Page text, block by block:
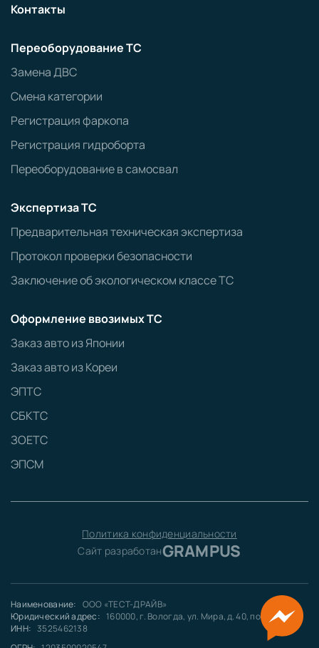
Контакты
Переоборудование ТС
Замена ДВС
Смена категории
Регистрация фаркопа
Регистрация гидроборта
Переоборудование в самосвал
Экспертиза ТС
Предварительная техническая экспертиза
Протокол проверки безопасности
Заключение об экологическом классе ТС
Оформление ввозимых ТС
Заказ авто из Японии
Заказ авто из Кореи
ЭПТС
СБКТС
ЗОЕТС
ЭПСМ
Политика конфиденциальности
Сайт разработанGRAMPUS
Наименование: ООО «ТЕСТ-ДРАЙВ»
Юридический адрес: 160000, г. Вологда, ул. Мира, д. 40, пом. 5
ИНН: 3525462138